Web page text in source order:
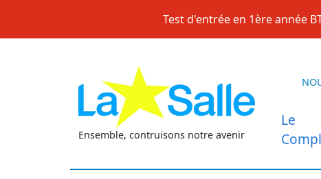
content
Test d'entrée en 1ère année
Ensemble, contruisons notre avenir
Le